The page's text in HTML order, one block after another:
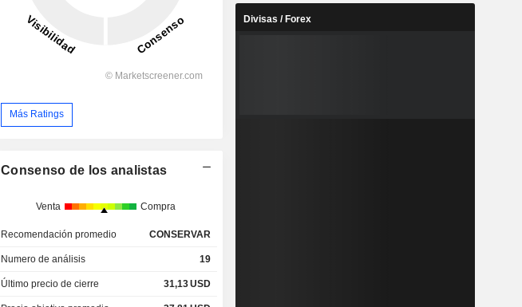
Más Ratings
Consenso de los analistas
Venta Compra
Recomendación promedio CONSERVAR
Numero de análisis 19
Último precio de cierre 31,13USD
Divisas / Forex